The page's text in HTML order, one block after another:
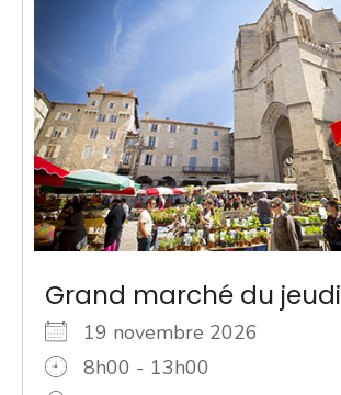
Grand marché du jeudi
19 novembre 2026
8h00 - 13h00